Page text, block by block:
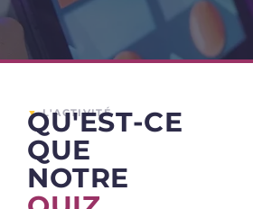
▼ L'ACTIVITÉ
QU'EST-CE
QUE
NOTRE